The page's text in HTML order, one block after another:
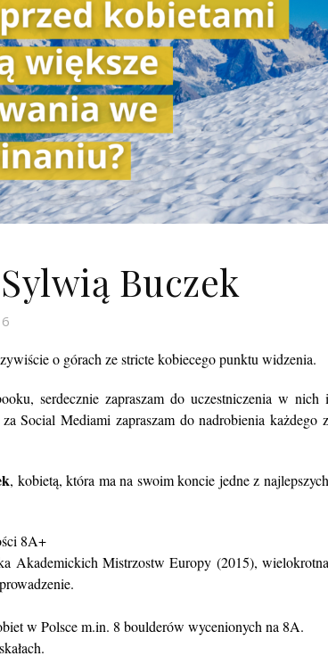
Buczek
o górach ze stricte kobiecego punktu widzenia.
serdecznie zapraszam do uczestniczenia w nich i
Social Mediami zapraszam do nadrobienia każdego z
, kobietą, która ma na swoim koncie jedne z
8A+
Akademickich Mistrzostw Europy (2015),
w Polsce m.in. 8 boulderów wycenionych na 8A.